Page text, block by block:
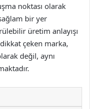
noktası olarak
bir yer
üretim anlayışı
çeken marka,
değil, aynı